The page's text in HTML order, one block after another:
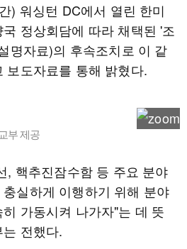
) 워싱턴 DC에서 열린 한미
정상회담에 따라 채택된 '조
명자료)의 후속조치로 이 같
보도자료를 통해 밝혔다.
부 제공
, 핵추진잠수함 등 주요 분야
실하게 이행하기 위해 분야
가동시켜 나가자"는 데 뜻
전했다.